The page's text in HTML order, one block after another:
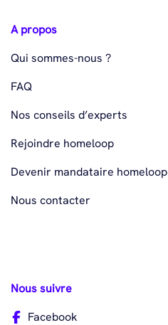
A propos
Qui sommes-nous ?
FAQ
Nos conseils d’experts
Rejoindre homeloop
Devenir mandataire homeloop
Nous contacter
Nous suivre
Facebook